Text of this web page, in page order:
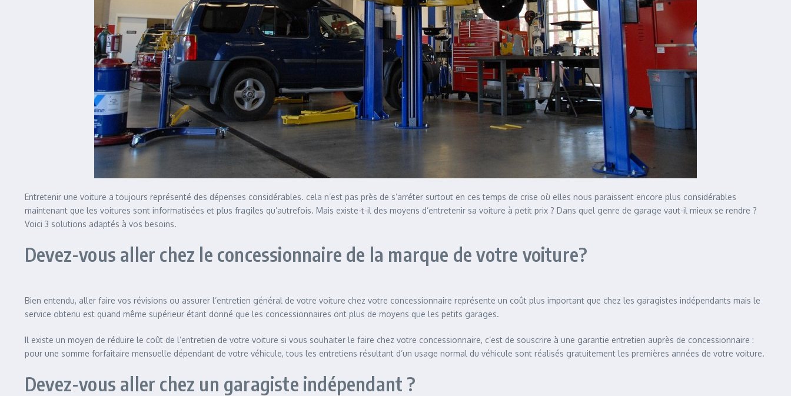
Entretenir une voiture a toujours représenté des dépenses considérables. cela n’est pas près de s’arréter surtout en ces temps de crise où elles nous paraissent encore plus considérables
maintenant que les voitures sont informatisées et plus fragiles qu’autrefois. Mais existe-t-il des moyens d’entretenir sa voiture à petit prix ? Dans quel genre de garage vaut-il mieux se rendre ?
Voici 3 solutions adaptés à vos besoins.
Devez-vous aller chez le concessionnaire de la marque de votre voiture?
Bien entendu, aller faire vos révisions ou assurer l’entretien général de votre voiture chez votre concessionnaire représente un coût plus important que chez les garagistes indépendants mais le
service obtenu est quand même supérieur étant donné que les concessionnaires ont plus de moyens que les petits garages.
Il existe un moyen de réduire le coût de l’entretien de votre voiture si vous souhaiter le faire chez votre concessionnaire, c’est de souscrire à une garantie entretien auprès de concessionnaire :
pour une somme forfaitaire mensuelle dépendant de votre véhicule, tous les entretiens résultant d’un usage normal du véhicule sont réalisés gratuitement les premières années de votre voiture.
Devez-vous aller chez un garagiste indépendant ?